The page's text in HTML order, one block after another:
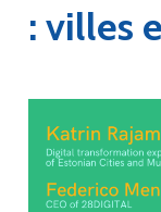
: villes